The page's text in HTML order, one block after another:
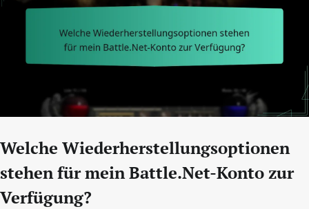
Welche Wiederherstellungsoptionen
stehen für mein Battle.Net-Konto zur
Verfügung?